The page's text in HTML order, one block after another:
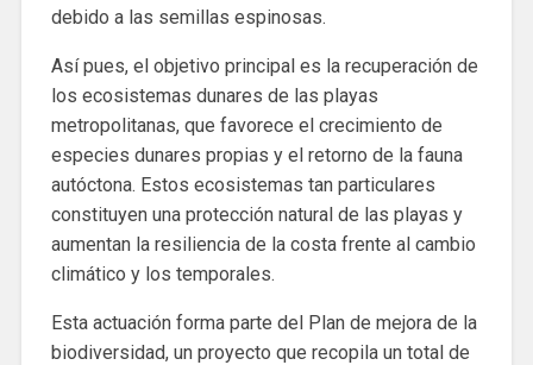
debido a las semillas espinosas.
Así pues, el objetivo principal es la recuperación de
los ecosistemas dunares de las playas
metropolitanas, que favorece el crecimiento de
especies dunares propias y el retorno de la fauna
autóctona. Estos ecosistemas tan particulares
constituyen una protección natural de las playas y
aumentan la resiliencia de la costa frente al cambio
climático y los temporales.
Esta actuación forma parte del Plan de mejora de la
biodiversidad, un proyecto que recopila un total de